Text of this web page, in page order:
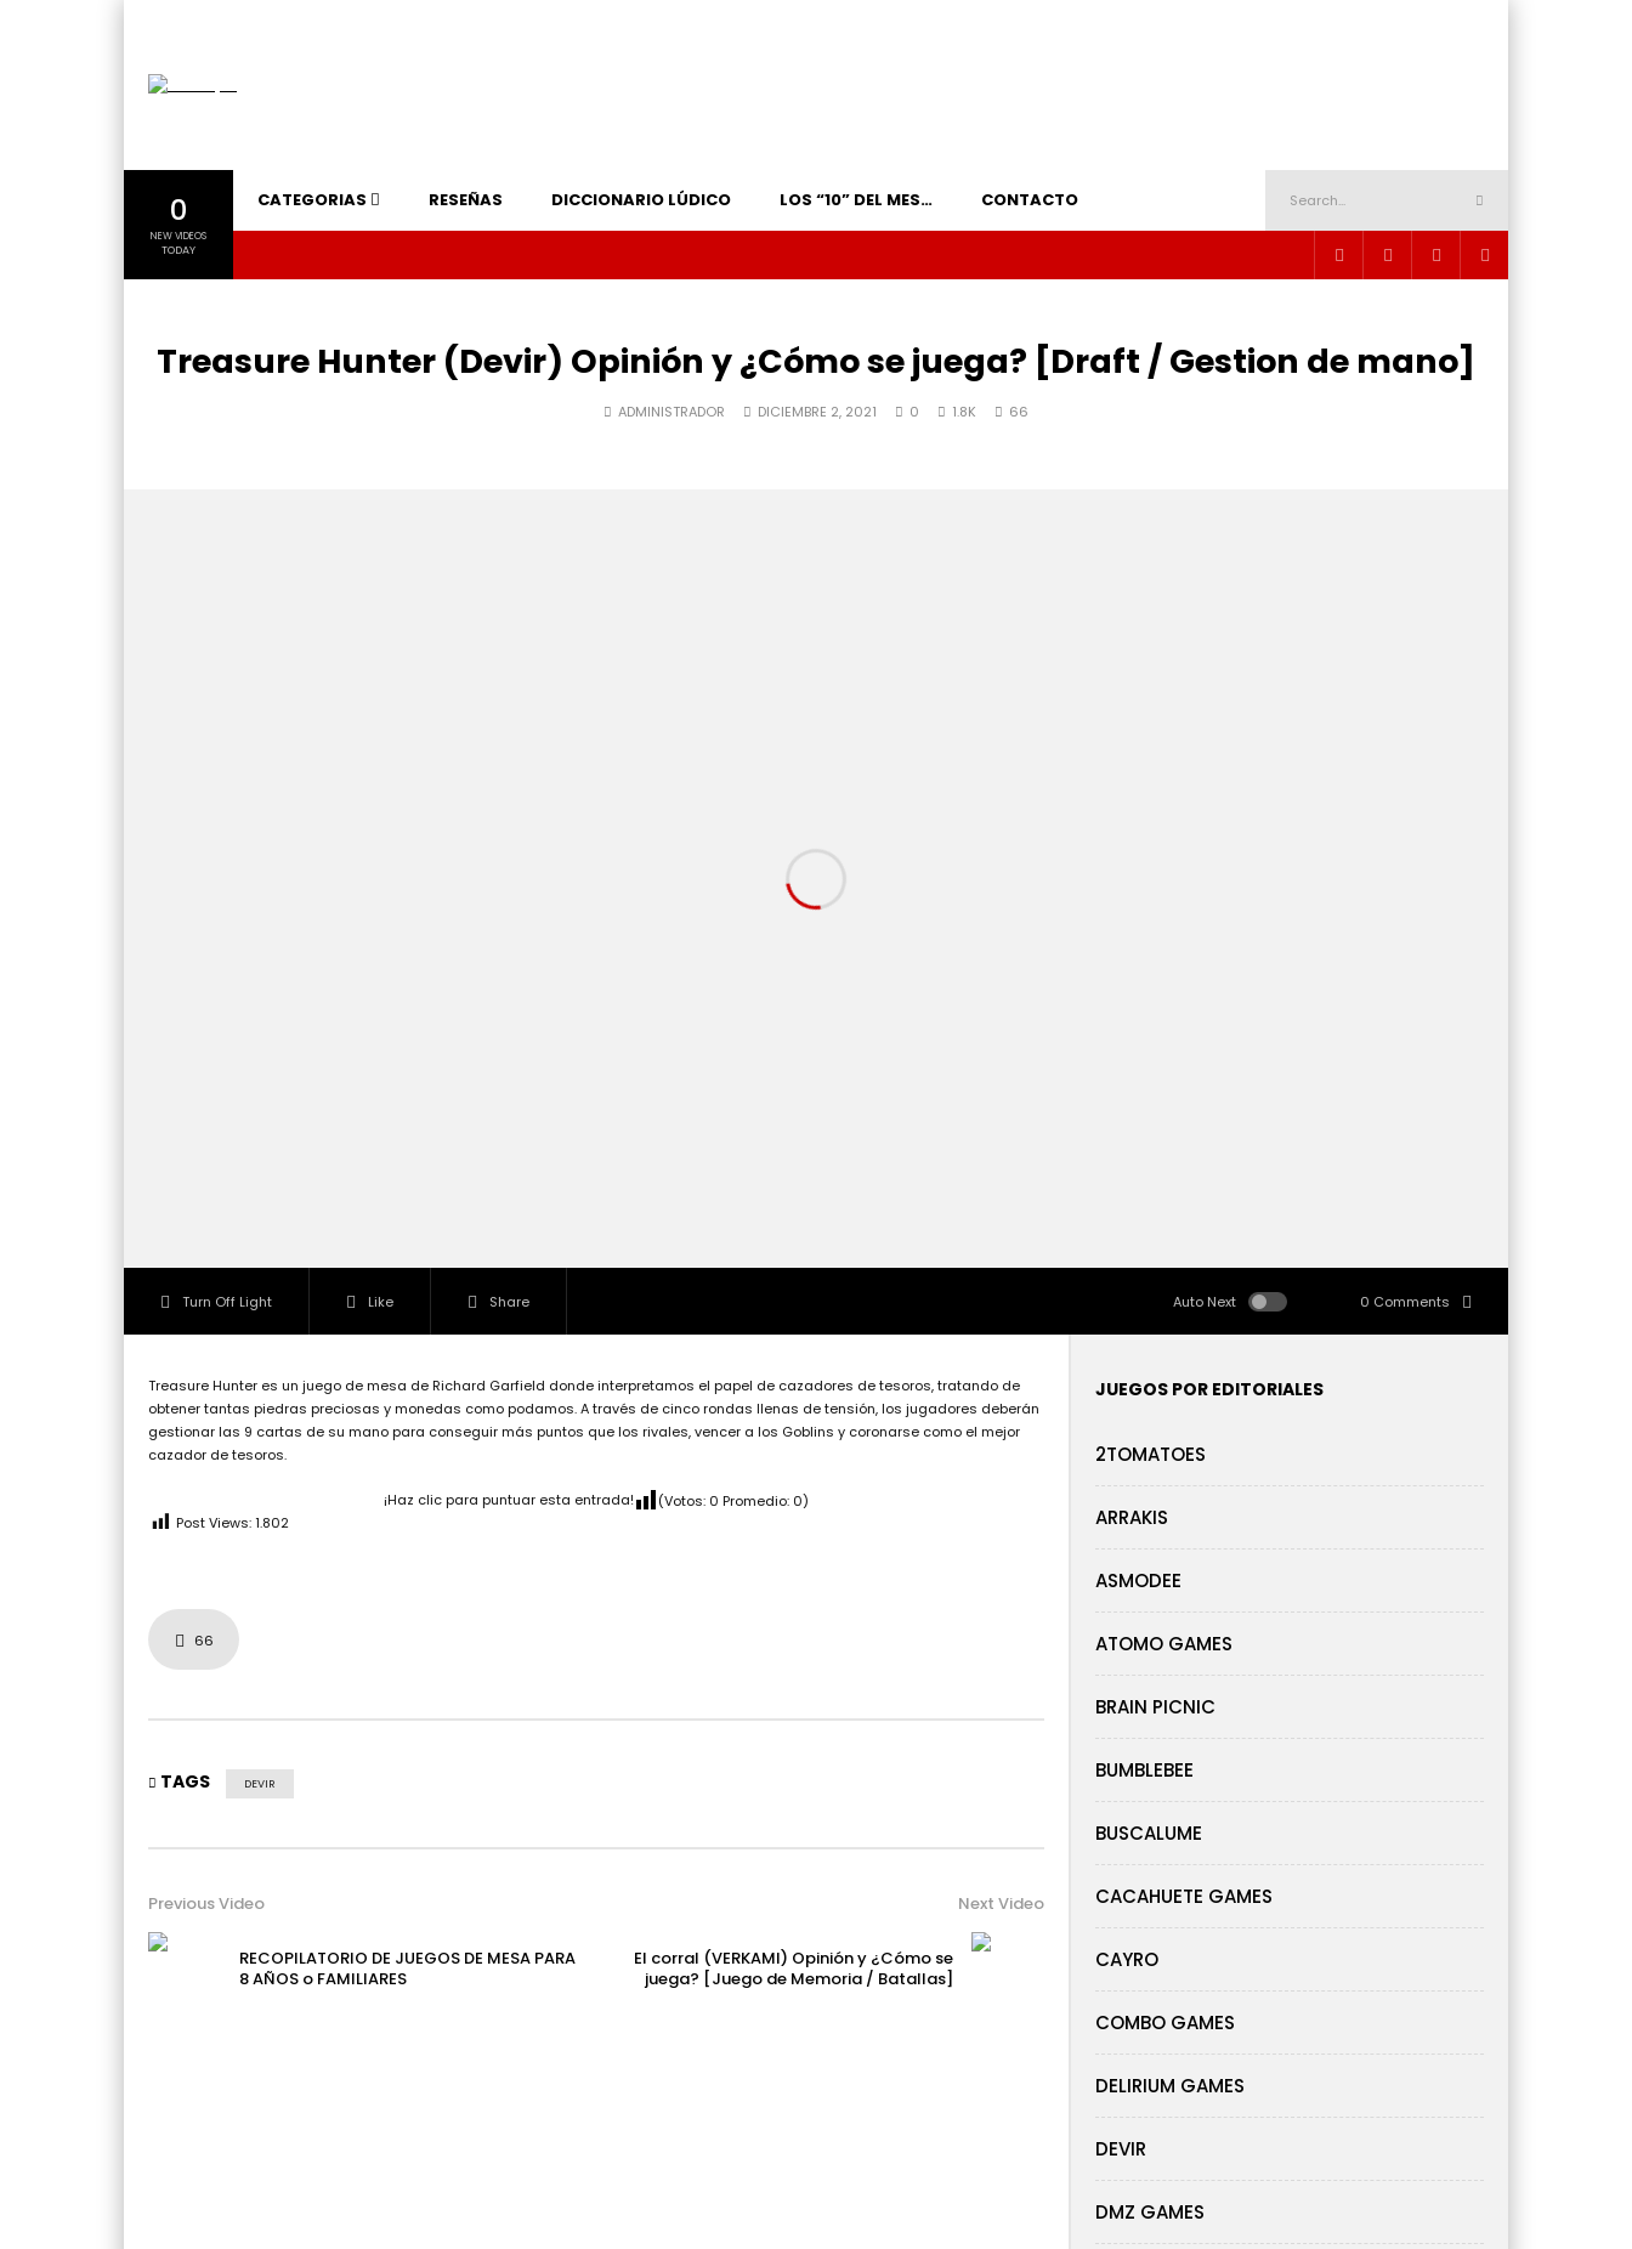
0
NEW VIDEOS
TODAY
CATEGORIAS RESEÑAS DICCIONARIO LÚDICO LOS “10” DEL MES… CONTACTO
Treasure Hunter (Devir) Opinión y ¿Cómo se juega? [Draft / Gestion de mano]
ADMINISTRADOR DICIEMBRE 2, 2021 0 1.8K 66
Turn Off Light Like Share Auto Next 0 Comments
Treasure Hunter es un juego de mesa de Richard Garfield donde interpretamos el papel de cazadores de tesoros, tratando de
obtener tantas piedras preciosas y monedas como podamos. A través de cinco rondas llenas de tensión, los jugadores deberán
gestionar las 9 cartas de su mano para conseguir más puntos que los rivales, vencer a los Goblins y coronarse como el mejor
cazador de tesoros.
¡Haz clic para puntuar esta entrada! (Votos: 0 Promedio: 0)
Post Views:1.802
66
TAGS DEVIR
Previous Video
RECOPILATORIO DE JUEGOS DE MESA PARA
8 AÑOS o FAMILIARES
Next Video
El corral (VERKAMI) Opinión y ¿Cómo se
juega? [Juego de Memoria / Batallas]
JUEGOS POR EDITORIALES
2TOMATOES
ARRAKIS
ASMODEE
ATOMO GAMES
BRAIN PICNIC
BUMBLEBEE
BUSCALUME
CACAHUETE GAMES
CAYRO
COMBO GAMES
DELIRIUM GAMES
DEVIR
DMZ GAMES